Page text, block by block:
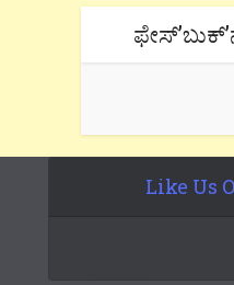
Like Us